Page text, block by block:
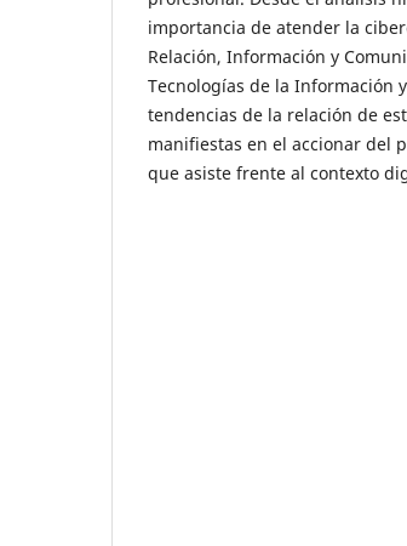
importancia de atender la
Relación, Información y
Tecnologías de la Información
tendencias de la relación de
manifiestas en el accionar del
que asiste frente al contexto